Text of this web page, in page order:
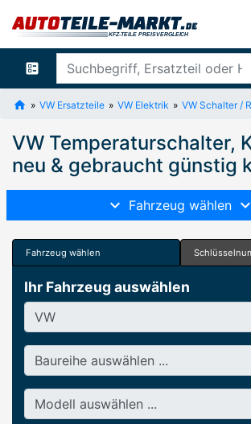
ballot
VW Ersatzteile VW Elektrik VW Schalter /
VW Temperaturschalter,
neu & gebraucht günstig
Fahrzeug wählen
Fahrzeug wählen
Ihr Fahrzeug auswählen
Hersteller
Baureihe
Modell